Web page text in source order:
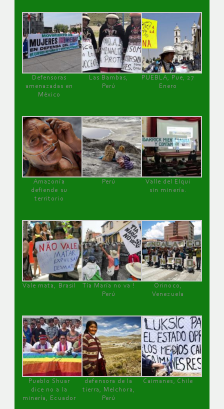
Defensoras
amenazadas en
México
Las Bambas,
Perú
PUEBLA, Pue, 27
Enero
Amazonía
defiende su
territorio
Perú
Valle del Elqui
sin minería.
Vale mata, Brasil
Tía María no va !
Perú
Orinoco,
Venezuela
Pueblo Shuar
dice no a la
minería, Ecuador
defensora de la
tierra, Melchora,
Perú
Caimanes, Chile